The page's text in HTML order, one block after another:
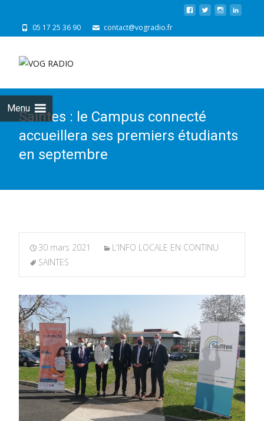
05 17 25 36 90 contact@vogradio.fr
Menu
Saintes : le Campus connecté
accueillera ses premiers étudiants
en septembre
30 mars 2021
L'INFO LOCALE EN CONTINU
SAINTES